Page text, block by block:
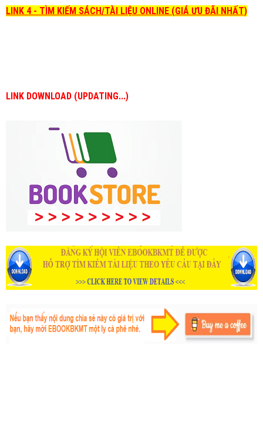
LINK 4 - TÌM KIẾM SÁCH/TÀI LIỆU ONLINE (GIÁ ƯU ĐÃI NHẤT)
LINK DOWNLOAD (UPDATING...)